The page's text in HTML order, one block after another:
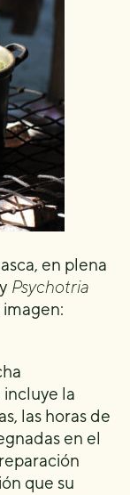
en plena
Psychotria
la
las horas de
en el
que su